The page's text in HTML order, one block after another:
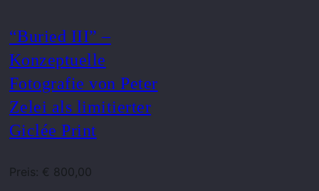
“Buried III” –
Konzeptuelle
Fotografie von Peter
Zelei als limitierter
Giclée Print
Preis: € 800,00